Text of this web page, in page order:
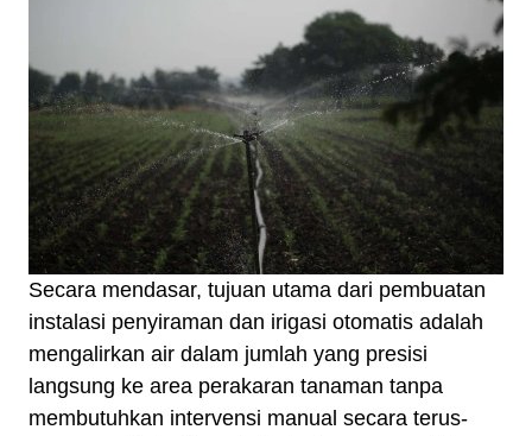
Secara mendasar, tujuan utama dari pembuatan
instalasi penyiraman dan irigasi otomatis adalah
mengalirkan air dalam jumlah yang presisi
langsung ke area perakaran tanaman tanpa
membutuhkan intervensi manual secara terus-